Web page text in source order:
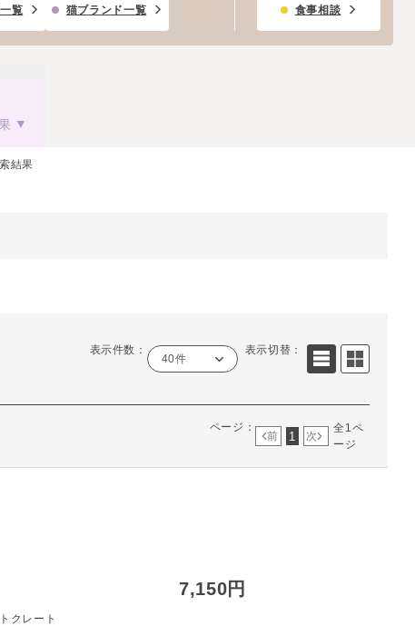
覧 猫ブランド一覧 食事相談
結果
表示件数：
40件
表示切替：
ページ：
前 1 次
全1ペ
ージ
クレート
7,150円